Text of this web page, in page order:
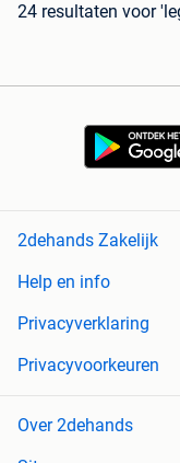
24 resultaten voor
2dehands Zakelijk
Help en info
Privacyverklaring
Privacyvoorkeuren
Over 2dehands